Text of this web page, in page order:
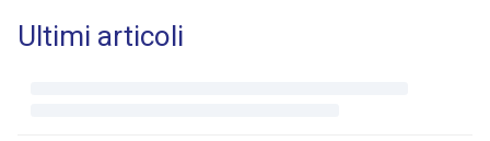
Ultimi articoli